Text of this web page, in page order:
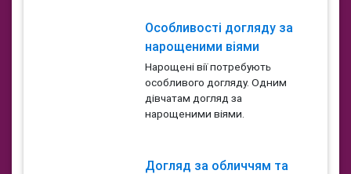
Особливості догляду за
нарощеними віями
Нарощені вії потребують
особливого догляду. Одним
дівчатам догляд за
нарощеними віями.
Догляд за обличчям та